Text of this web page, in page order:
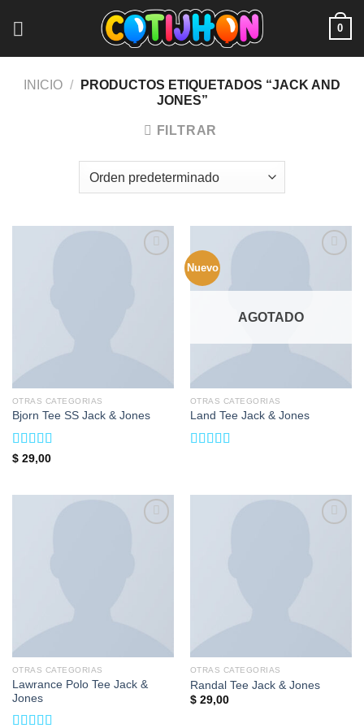
0
INICIO /
PRODUCTOS ETIQUETADOS “JACK AND
JONES”
FILTRAR
OTRAS CATEGORIAS
Bjorn Tee SS Jack & Jones
Valorado
$29,00
Nuevo
AGOTADO
OTRAS CATEGORIAS
Land Tee Jack & Jones
OTRAS CATEGORIAS
Lawrance Polo Tee Jack &
Jones
OTRAS CATEGORIAS
Randal Tee Jack & Jones
$29,00